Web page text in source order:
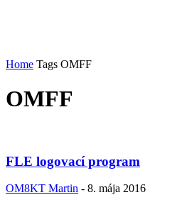
Home Tags OMFF
OMFF
FLE logovací program
OM8KT Martin - 8. mája 2016